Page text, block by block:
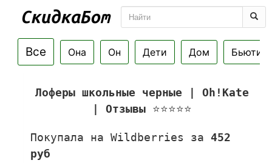
Все Она Он Дети Дом Бьюти
Лоферы школьные черные | Oh!Kate
| Отзывы ⭐⭐⭐⭐⭐
Покупала на Wildberries за 452
руб